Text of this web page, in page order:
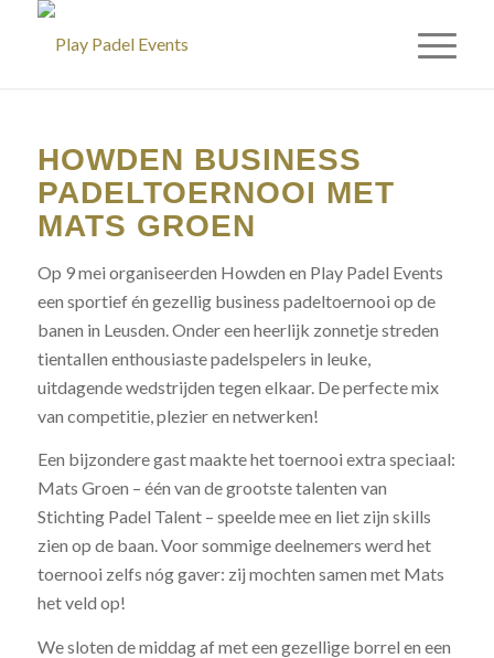
HOWDEN BUSINESS
PADELTOERNOOI MET
MATS GROEN
Op 9 mei organiseerden Howden en Play Padel Events
een sportief én gezellig business padeltoernooi op de
banen in Leusden. Onder een heerlijk zonnetje streden
tientallen enthousiaste padelspelers in leuke,
uitdagende wedstrijden tegen elkaar. De perfecte mix
van competitie, plezier en netwerken!
Een bijzondere gast maakte het toernooi extra speciaal:
Mats Groen – één van de grootste talenten van
Stichting Padel Talent – speelde mee en liet zijn skills
zien op de baan. Voor sommige deelnemers werd het
toernooi zelfs nóg gaver: zij mochten samen met Mats
het veld op!
We sloten de middag af met een gezellige borrel en een